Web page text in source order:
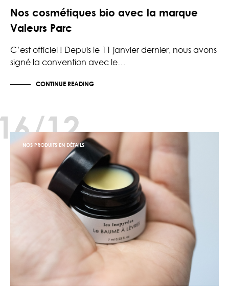
Nos cosmétiques bio avec la marque
Valeurs Parc
C’est officiel ! Depuis le 11 janvier dernier, nous avons
signé la convention avec le…
CONTINUE READING
12
NOS PRODUITS EN DÉTAILS